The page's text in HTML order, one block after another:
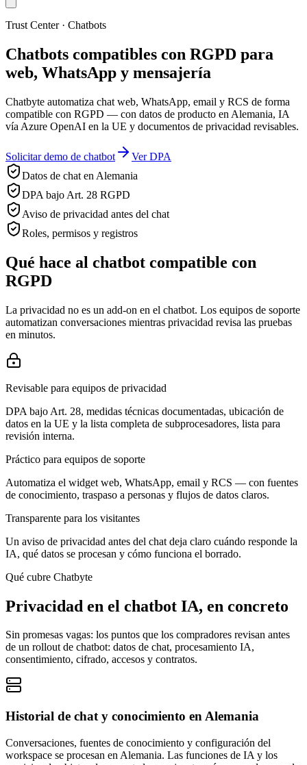
Trust Center · Chatbots
Chatbots compatibles con RGPD para
web, WhatsApp y mensajería
Chatbyte automatiza chat web, WhatsApp, email y RCS de forma
compatible con RGPD — con datos de producto en Alemania, IA
vía Azure OpenAI en la UE y documentos de privacidad revisables.
Solicitar demo de chatbot
Ver DPA
Datos de chat en Alemania
DPA bajo Art. 28 RGPD
Aviso de privacidad antes del chat
Roles, permisos y registros
Qué hace al chatbot compatible con
RGPD
La privacidad no es un add-on en el chatbot. Los equipos de soporte
automatizan conversaciones mientras privacidad revisa las pruebas
en minutos.
Revisable para equipos de privacidad
DPA bajo Art. 28, medidas técnicas documentadas, ubicación de
datos en la UE y la lista completa de subprocesadores, lista para
revisión interna.
Práctico para equipos de soporte
Automatiza el widget web, WhatsApp, email y RCS — con fuentes
de conocimiento, traspaso a personas y flujos de datos claros.
Transparente para los visitantes
Un aviso de privacidad antes del chat deja claro cuándo responde la
IA, qué datos se procesan y cómo funciona el borrado.
Qué cubre Chatbyte
Privacidad en el chatbot IA, en concreto
Sin promesas vagas: los puntos que los compradores revisan antes
de un rollout de chatbot: datos de chat, procesamiento IA,
consentimiento, cifrado, accesos y contratos.
Historial de chat y conocimiento en Alemania
Conversaciones, fuentes de conocimiento y configuración del
workspace se procesan en Alemania. Las funciones de IA y los